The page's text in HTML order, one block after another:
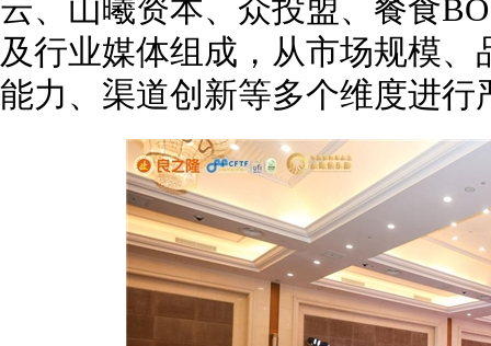
云、山曦资本、众投盟、餐食
及行业媒体组成，从市场规模
能力、渠道创新等多个维度进行